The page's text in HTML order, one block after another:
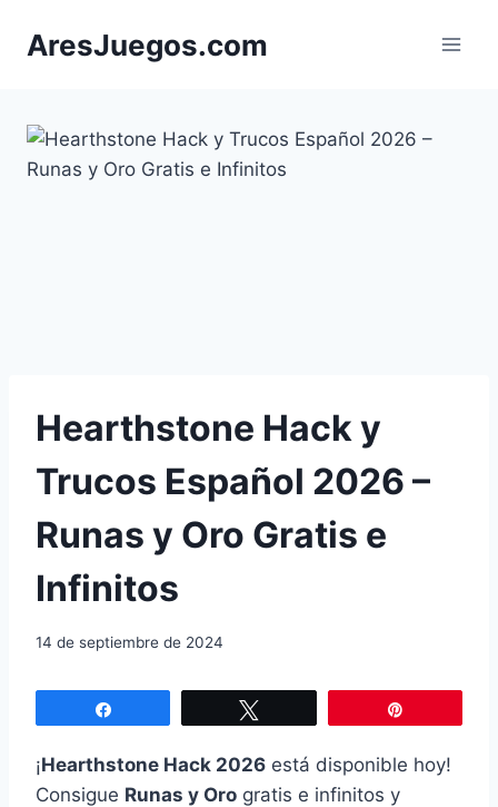
AresJuegos.com
Hearthstone Hack y
Trucos Español 2026 –
Runas y Oro Gratis e
Infinitos
14 de septiembre de 2024
¡Hearthstone Hack 2026 está disponible hoy!
Consigue Runas y Oro gratis e infinitos y